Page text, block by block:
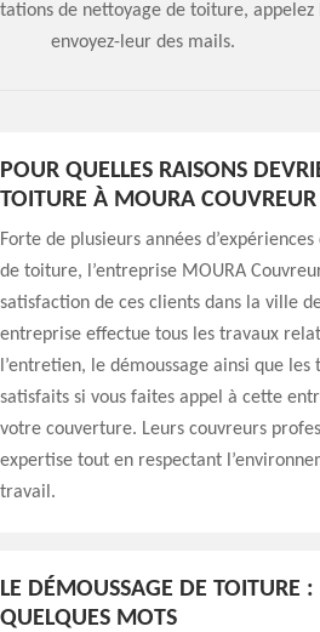
de nettoyage de toiture,
envoyez-leur des mails.
POUR QUELLES RAISONS
TOITURE À MOURA
Forte de plusieurs années
de toiture, l’entreprise MOURA
satisfaction de ces clients dans la ville
entreprise effectue tous les travaux
l’entretien, le démoussage ainsi que
satisfaits si vous faites appel à cette
votre couverture. Leurs couvreurs
expertise tout en respectant
travail.
LE DÉMOUSSAGE DE TOITURE :
QUELQUES MOTS